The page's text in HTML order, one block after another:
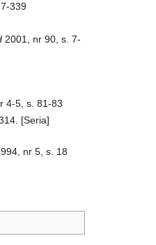
339
2001, nr 90, s. 7-
4-5, s. 81-83
[Seria]
nr 5, s. 18